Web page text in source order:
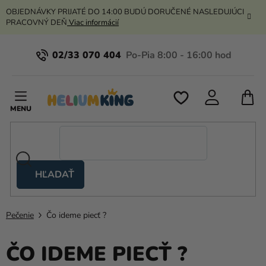
Prejsť
na
OBJEDNÁVKY PRIJATÉ DO 14:00 BUDÚ DORUČENÉ NASLEDUJÚCI
PRACOVNÝ DEŇ Viac informácií
02/33 070 404
HĽADAŤ
stany
Kanekalon
Hélium
a
Pečenie Čo ideme piecť ?
ČO IDEME PIECŤ ?